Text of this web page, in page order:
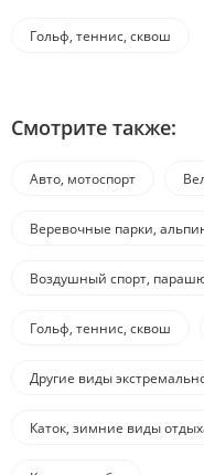
Гольф, теннис, сквош
Смотрите также:
Авто, мотоспорт
Веревочные парки,
Воздушный спорт,
Гольф, теннис, сквош
Другие виды
Каток, зимние виды